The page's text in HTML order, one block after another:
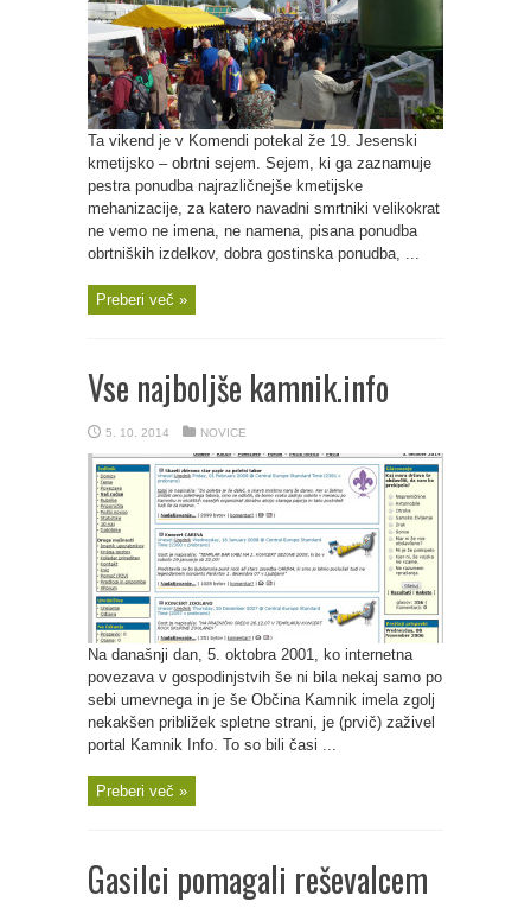
Ta vikend je v Komendi potekal že 19. Jesenski
kmetijsko – obrtni sejem. Sejem, ki ga zaznamuje
pestra ponudba najrazličnejše kmetijske
mehanizacije, za katero navadni smrtniki velikokrat
ne vemo ne imena, ne namena, pisana ponudba
obrtniških izdelkov, dobra gostinska ponudba, ...
Preberi več »
Vse najboljše kamnik.info
5. 10. 2014 NOVICE
Na današnji dan, 5. oktobra 2001, ko internetna
povezava v gospodinjstvih še ni bila nekaj samo po
sebi umevnega in je še Občina Kamnik imela zgolj
nekakšen približek spletne strani, je (prvič) zaživel
portal Kamnik Info. To so bili časi ...
Preberi več »
Gasilci pomagali reševalcem